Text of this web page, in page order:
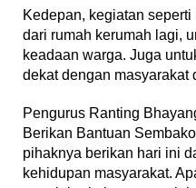
Kedepan, kegiatan
dari rumah kerumah lagi,
keadaan warga. Juga
dekat dengan masyarakat
Pengurus Ranting
Berikan Bantuan
pihaknya berikan hari ini
kehidupan masyarakat.